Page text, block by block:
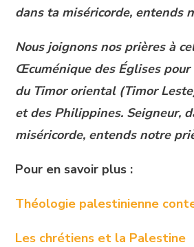
dans ta miséricorde, entends
Nous joignons nos prières à
Œcuménique des Églises
du Timor oriental (Timor
et des Philippines. Seigneur,
miséricorde, entends notre
Pour en savoir plus :
Théologie palestinienne
Les chrétiens et la Palestine